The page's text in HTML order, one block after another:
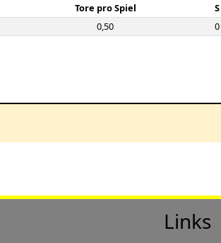
Tore pro Spiel S
0,50 0
Links